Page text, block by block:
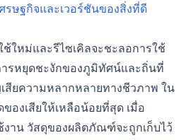
รษฐกิจและเวอร์ชันของสิ่งที่ดี
ใหม่และรีไซเคิลจะชะลอการใช้
รหยุดชะงักของภูมิทัศน์และถิ่นที่
สียความหลากหลายทางชีวภาพ ใน
องเสียให้เหลือน้อยที่สุด เมื่อ
าน วัสดุของผลิตภัณฑ์จะถูกเก็บไว้